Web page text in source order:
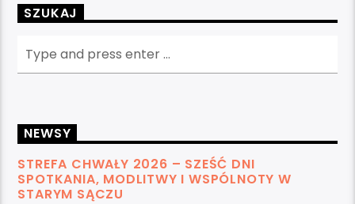
SZUKAJ
NEWSY
STREFA CHWAŁY 2026 – SZEŚĆ DNI
SPOTKANIA, MODLITWY I WSPÓLNOTY W
STARYM SĄCZU